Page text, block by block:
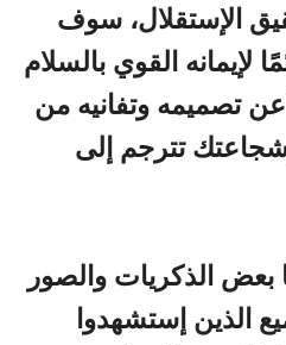
الإستقلال، سوف
لإيمانه القوي بالسلام
عن تصميمه وتفانيه من
تترجم إلى
بعض الذكريات والصور
الذين إستشهدوا